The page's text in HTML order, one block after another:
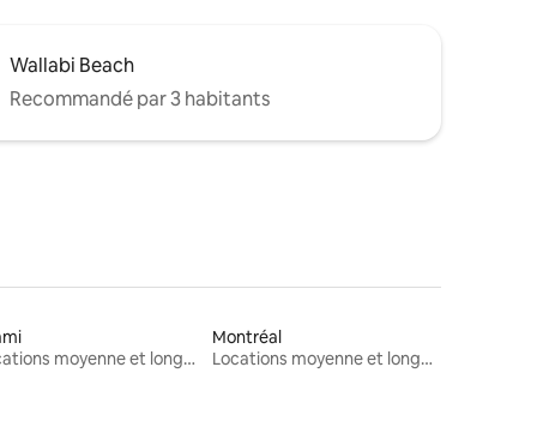
Wallabi Beach
Recommandé par 3 habitants
Locations moyenne et longue durée
Montréal
Locations moyenne et longue durée